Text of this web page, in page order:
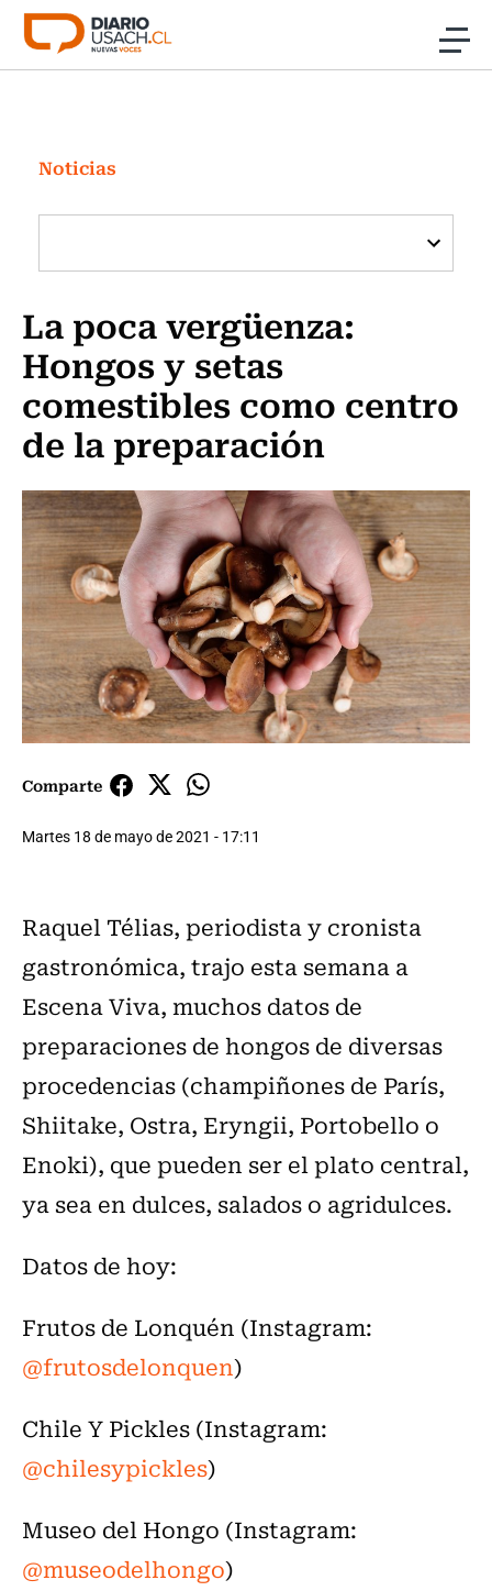
Click acá para ir directamente al contenido
Investigación
Cultura
Programas Radio y TV Usach
Noticias
La poca vergüenza:
Hongos y setas
comestibles como centro
de la preparación
Comparte
Martes 18 de mayo de 2021 - 17:11
Raquel Télias, periodista y cronista
gastronómica, trajo esta semana a
Escena Viva, muchos datos de
preparaciones de hongos de diversas
procedencias (champiñones de París,
Shiitake, Ostra, Eryngii, Portobello o
Enoki), que pueden ser el plato central,
ya sea en dulces, salados o agridulces.
Datos de hoy:
Frutos de Lonquén (Instagram:
@frutosdelonquen)
Chile Y Pickles (Instagram:
@chilesypickles)
Museo del Hongo (Instagram:
@museodelhongo)